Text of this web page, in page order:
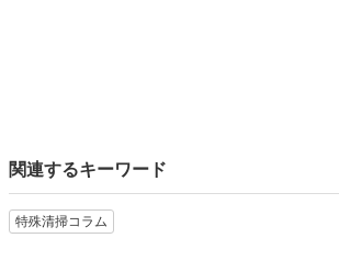
関連するキーワード
特殊清掃コラム